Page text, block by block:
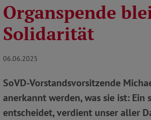
Organspende
Solidarität
06.06.2025
SoVD-Vorstandsvorsitzende
anerkannt werden, was sie ist:
entscheidet, verdient unser aller